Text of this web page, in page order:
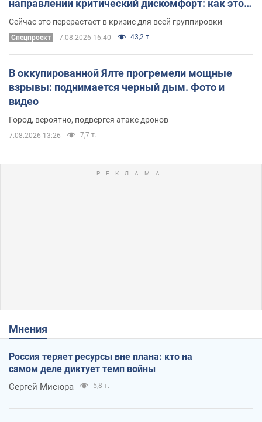
направлении критический дискомфорт: как это
удалось
Сейчас это перерастает в кризис для всей группировки
Спецпроект 7.08.2026 16:40 43,2 т.
В оккупированной Ялте прогремели мощные
взрывы: поднимается черный дым. Фото и
видео
Город, вероятно, подвергся атаке дронов
7.08.2026 13:26 7,7 т.
Мнения
Россия теряет ресурсы вне плана: кто на
самом деле диктует темп войны
Сергей Мисюра 5,8 т.